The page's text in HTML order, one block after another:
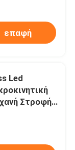
επαφή
Led
Στροφή